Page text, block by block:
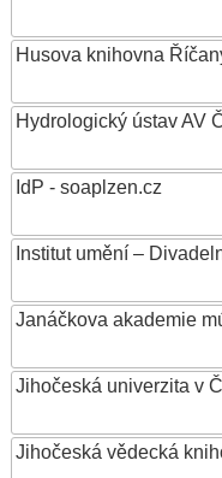
Husova knihovna
Hydrologický ústav AV
IdP - soaplzen.cz
Institut umění –
Janáčkova akademie
Jihočeská univerzita v
Jihočeská vědecká